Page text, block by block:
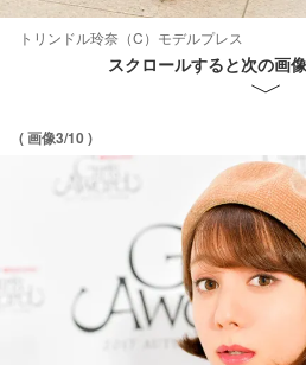
トリンドル玲奈（C）モデルプレス
スクロールすると次の画
( 画像3/10 )